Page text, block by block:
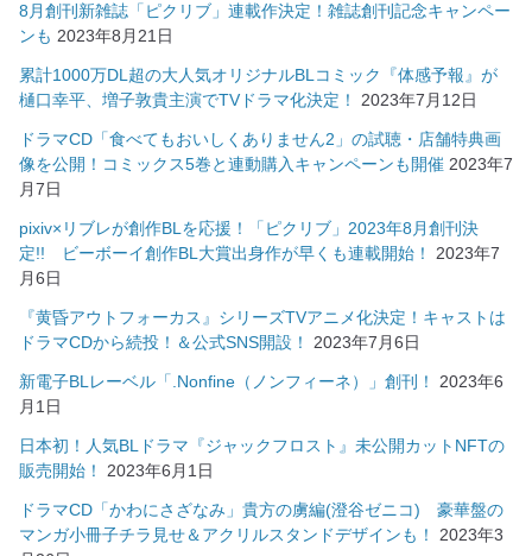
8月創刊新雑誌「ピクリブ」連載作決定！雑誌創刊記念キャンペー
ンも 2023年8月21日
累計1000万DL超の大人気オリジナルBLコミック『体感予報』が
樋口幸平、増子敦貴主演でTVドラマ化決定！
2023年7月12日
ドラマCD「食べてもおいしくありません2」の試聴・店舗特典画
像を公開！コミックス5巻と連動購入キャンペーンも開催 2023年7
月7日
pixiv×リブレが創作BLを応援！「ピクリブ」2023年8月創刊決
定!! ビーボーイ創作BL大賞出身作が早くも連載開始！
2023年7
月6日
『黄昏アウトフォーカス』シリーズTVアニメ化決定！キャストは
ドラマCDから続投！＆公式SNS開設！
2023年7月6日
新電子BLレーベル「.Nonfine（ノンフィーネ）」創刊！
2023年6
月1日
日本初！人気BLドラマ『ジャックフロスト』未公開カットNFTの
販売開始！
2023年6月1日
ドラマCD「かわにさざなみ」貴方の虜編(澄谷ゼニコ) 豪華盤の
マンガ小冊子チラ見せ＆アクリルスタンドデザインも！
2023年3